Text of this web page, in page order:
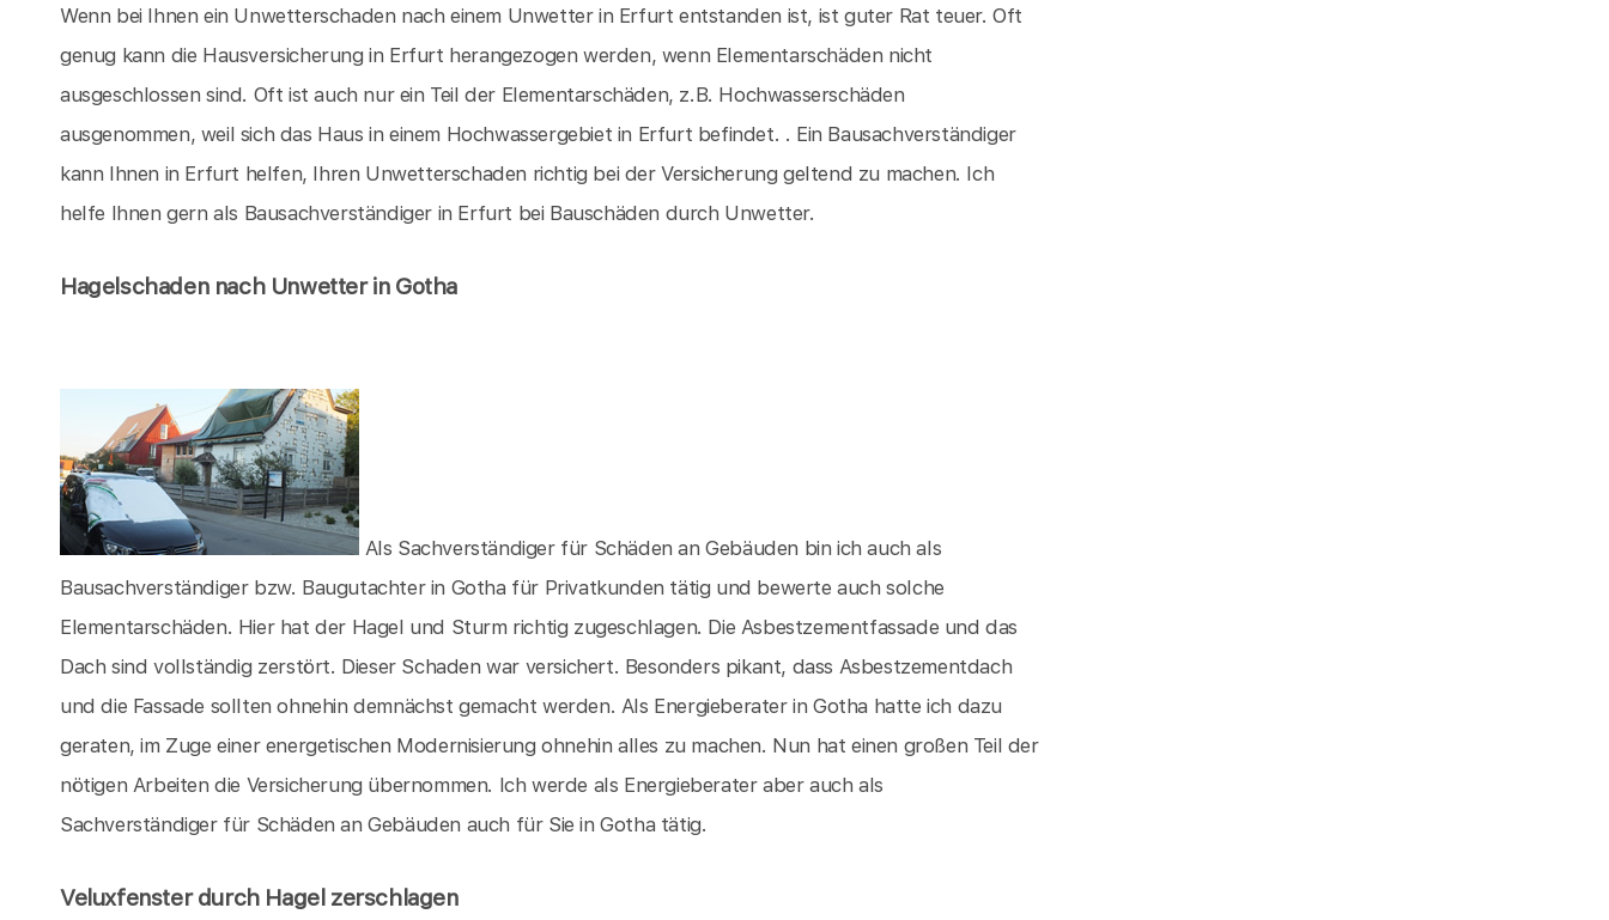
Wenn bei Ihnen ein Unwetterschaden nach einem Unwetter in Erfurt entstanden ist, ist guter Rat teuer. Oft
genug kann die Hausversicherung in Erfurt herangezogen werden, wenn Elementarschäden nicht
ausgeschlossen sind. Oft ist auch nur ein Teil der Elementarschäden, z.B. Hochwasserschäden
ausgenommen, weil sich das Haus in einem Hochwassergebiet in Erfurt befindet. . Ein Bausachverständiger
kann Ihnen in Erfurt helfen, Ihren Unwetterschaden richtig bei der Versicherung geltend zu machen. Ich
helfe Ihnen gern als Bausachverständiger in Erfurt bei Bauschäden durch Unwetter.
Hagelschaden nach Unwetter in Gotha
Als Sachverständiger für Schäden an Gebäuden bin ich auch als
Bausachverständiger bzw. Baugutachter in Gotha für Privatkunden tätig und bewerte auch solche
Elementarschäden. Hier hat der Hagel und Sturm richtig zugeschlagen. Die Asbestzementfassade und das
Dach sind vollständig zerstört. Dieser Schaden war versichert. Besonders pikant, dass Asbestzementdach
und die Fassade sollten ohnehin demnächst gemacht werden. Als Energieberater in Gotha hatte ich dazu
geraten, im Zuge einer energetischen Modernisierung ohnehin alles zu machen. Nun hat einen großen Teil der
nötigen Arbeiten die Versicherung übernommen. Ich werde als Energieberater aber auch als
Sachverständiger für Schäden an Gebäuden auch für Sie in Gotha tätig.
Veluxfenster durch Hagel zerschlagen